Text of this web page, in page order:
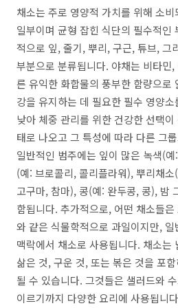
채소는 주로 영양적 가치를 위해 소
일부이며 균형 잡힌 식단의 필수적인
적으로 잎, 줄기, 뿌리, 구근, 튜브, 그
부분으로 분류됩니다. 야채는 비타민
른 유익한 화합물의 풍부한 함량으로
강을 유지하는 데 필요한 필수 영양
낮아 체중 관리를 위한 건강한 선택
태로 나오고 그 특성에 따라 다른 그
일반적인 범주에는 잎이 많은 녹색(
(예: 브로콜리, 콜리플라워), 뿌리채
고구마, 참마), 콩(예: 완두콩, 콩), 밤
함됩니다. 추가적으로, 어떤 채소들
와 같은 식물학적으로 과일이지만,
맥락에서 채소로 사용됩니다. 채소는
삶은 것, 구운 것, 또는 볶은 것을 포
될 수 있습니다. 그것들은 샐러드와
이르기까지 다양한 요리에 사용됩니